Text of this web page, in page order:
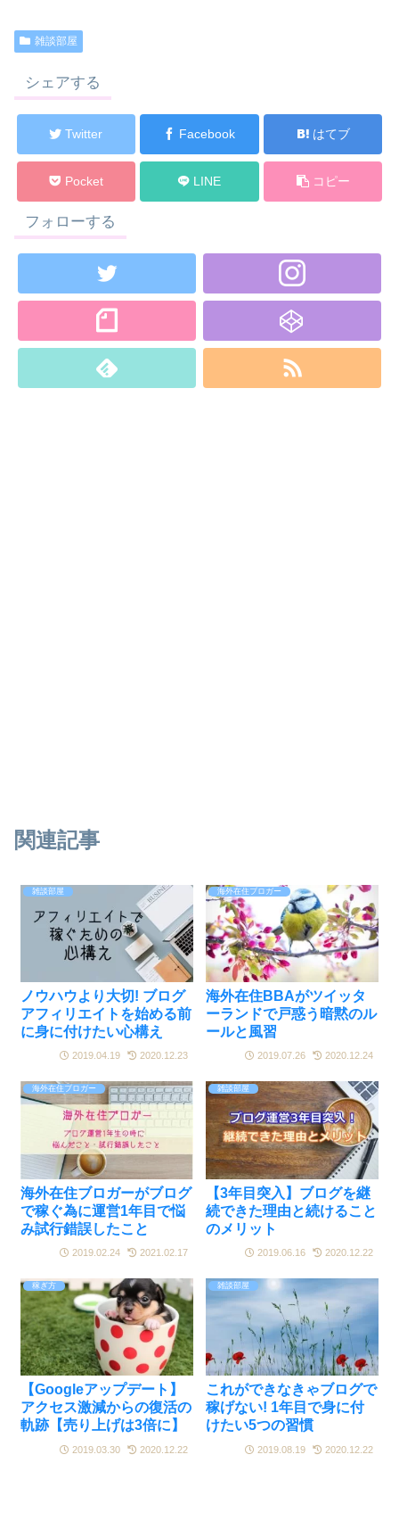
雑談部屋
シェアする
Twitter Facebook はてブ
Pocket LINE コピー
フォローする
関連記事
雑談部屋
ノウハウより大切! ブログ
アフィリエイトを始める前
に身に付けたい心構え
2019.04.19 2020.12.23
海外在住ブロガー
海外在住BBAがツイッタ
ーランドで戸惑う暗黙のル
ールと風習
2019.07.26 2020.12.24
海外在住ブロガー
海外在住ブロガーがブログ
で稼ぐ為に運営1年目で悩
み試行錯誤したこと
2019.02.24 2021.02.17
雑談部屋
【3年目突入】ブログを継
続できた理由と続けること
のメリット
2019.06.16 2020.12.22
稼ぎ方
【Googleアップデート】
アクセス激減からの復活の
軌跡【売り上げは3倍に】
2019.03.30 2020.12.22
雑談部屋
これができなきゃブログで
稼げない! 1年目で身に付
けたい5つの習慣
2019.08.19 2020.12.22